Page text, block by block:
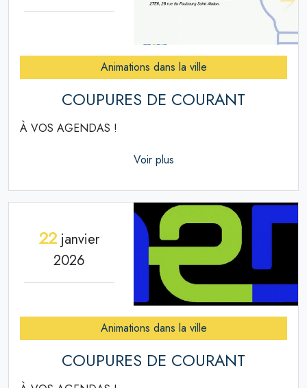
Animations dans la ville
COUPURES DE COURANT
À VOS AGENDAS !
Voir plus
22janvier
2026
Animations dans la ville
COUPURES DE COURANT